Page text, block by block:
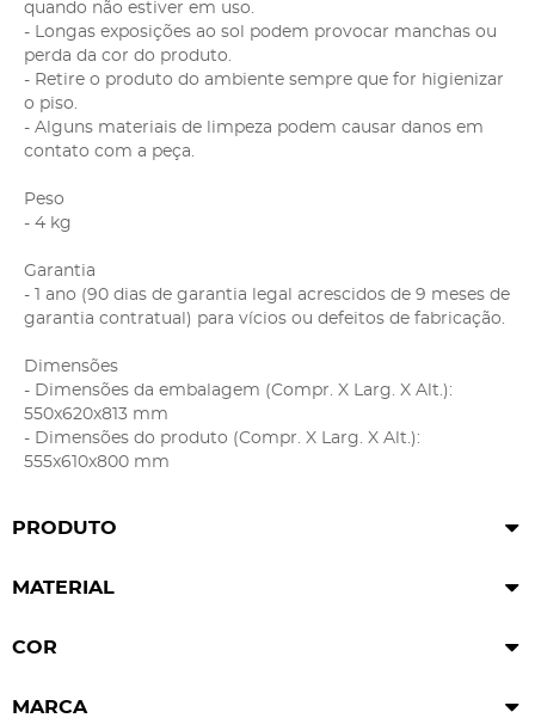
quando não estiver em uso.
- Longas exposições ao sol podem provocar manchas ou
perda da cor do produto.
- Retire o produto do ambiente sempre que for higienizar
o piso.
- Alguns materiais de limpeza podem causar danos em
contato com a peça.
Peso
- 4 kg
Garantia
- 1 ano (90 dias de garantia legal acrescidos de 9 meses de
garantia contratual) para vícios ou defeitos de fabricação.
Dimensões
- Dimensões da embalagem (Compr. X Larg. X Alt.):
550x620x813 mm
- Dimensões do produto (Compr. X Larg. X Alt.):
555x610x800 mm
PRODUTO
MATERIAL
COR
MARCA